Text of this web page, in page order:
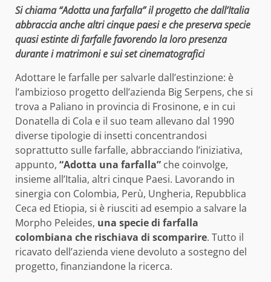
Si chiama “Adotta una farfalla” il progetto che dall’Italia
abbraccia anche altri cinque paesi e che preserva specie
quasi estinte di farfalle favorendo la loro presenza
durante i matrimoni e sui set cinematografici
Adottare le farfalle per salvarle dall’estinzione: è
l’ambizioso progetto dell’azienda Big Serpens, che si
trova a Paliano in provincia di Frosinone, e in cui
Donatella di Cola e il suo team allevano dal 1990
diverse tipologie di insetti concentrandosi
soprattutto sulle farfalle, abbracciando l’iniziativa,
appunto, “Adotta una farfalla” che coinvolge,
insieme all’Italia, altri cinque Paesi. Lavorando in
sinergia con Colombia, Perù, Ungheria, Repubblica
Ceca ed Etiopia, si è riusciti ad esempio a salvare la
Morpho Peleides, una specie di farfalla
colombiana che rischiava di scomparire. Tutto il
ricavato dell’azienda viene devoluto a sostegno del
progetto, finanziandone la ricerca.